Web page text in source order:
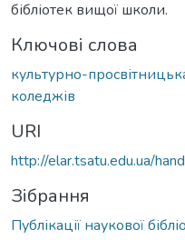
бібліотек вищої школи.
Ключові слова
культурно-
коледжів
URI
http://elar.tsatu.edu.ua/
Зібрання
Публікації наукової